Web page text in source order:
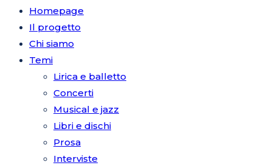
Homepage
Il progetto
Chi siamo
Temi
Lirica e balletto
Concerti
Musical e jazz
Libri e dischi
Prosa
Interviste